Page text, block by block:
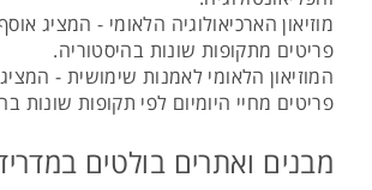
מוזיאון הארכיאולוגיה הלאומי - המציג
פריטים מתקופות שונות בהיסטוריה.
פריטים מחיי היומיום לפי תקופות שונות
מבנים ואתרים בולטים